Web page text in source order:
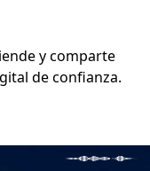
y comparte
de confianza.